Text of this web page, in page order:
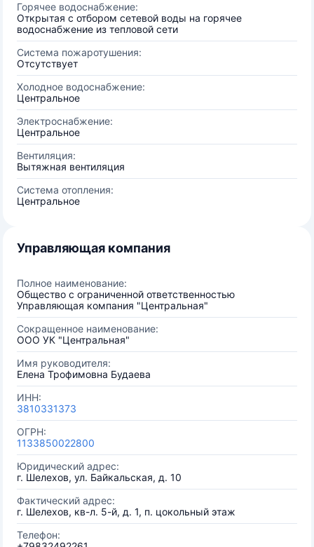
Горячее водоснабжение:
Открытая с отбором сетевой воды на горячее
водоснабжение из тепловой сети
Система пожаротушения:
Отсутствует
Холодное водоснабжение:
Центральное
Электроснабжение:
Центральное
Вентиляция:
Вытяжная вентиляция
Система отопления:
Центральное
Управляющая компания
Полное наименование:
Общество с ограниченной ответственностью
Управляющая компания "Центральная"
Сокращенное наименование:
ООО УК "Центральная"
Имя руководителя:
Елена Трофимовна Будаева
ИНН:
3810331373
ОГРН:
1133850022800
Юридический адрес:
г. Шелехов, ул. Байкальская, д. 10
Фактический адрес:
г. Шелехов, кв-л. 5-й, д. 1, п. цокольный этаж
Телефон: